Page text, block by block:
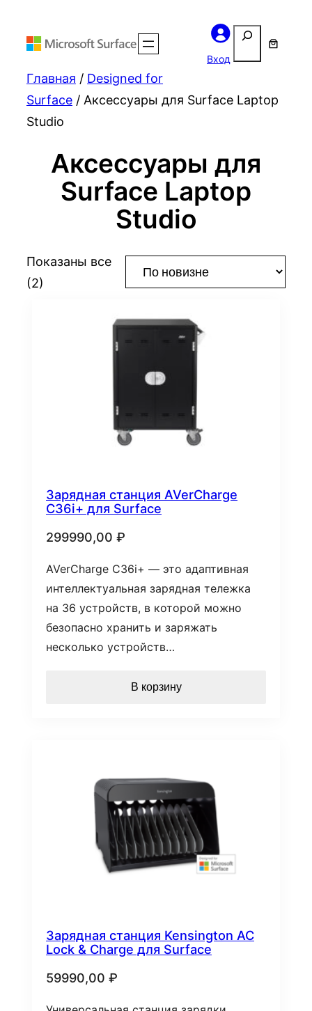
Вход
Поиск
Главная / Designed for
Surface / Аксессуары для Surface Laptop
Studio
Аксессуары для
Surface Laptop
Studio
Показаны все
(2)
Зарядная станция AVerCharge
C36i+ для Surface
299990,00 ₽
AVerCharge C36i+ — это адаптивная
интеллектуальная зарядная тележка
на 36 устройств, в которой можно
безопасно хранить и заряжать
несколько устройств…
В корзину
Зарядная станция Kensington AC
Lock & Charge для Surface
59990,00 ₽